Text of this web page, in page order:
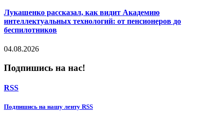
Лукашенко рассказал, как видит Академию
интеллектуальных технологий: от пенсионеров до
беспилотников
04.08.2026
Подпишись на нас!
RSS
Подпишиcь на нашу ленту RSS